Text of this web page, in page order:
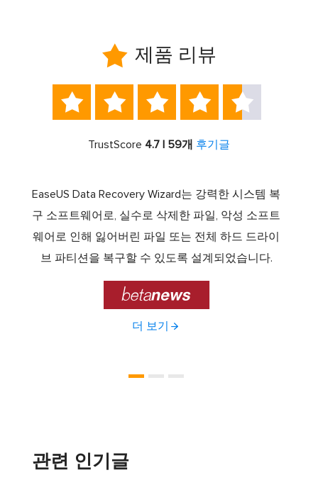
 제품 리뷰
    
TrustScore 4.7 | 59개 후기글
EaseUS Data Recovery Wizard는 강력한 시스템 복
구 소프트웨어로, 실수로 삭제한 파일, 악성 소프트
웨어로 인해 잃어버린 파일 또는 전체 하드 드라이
브 파티션을 복구할 수 있도록 설계되었습니다.

더 보기
관련 인기글